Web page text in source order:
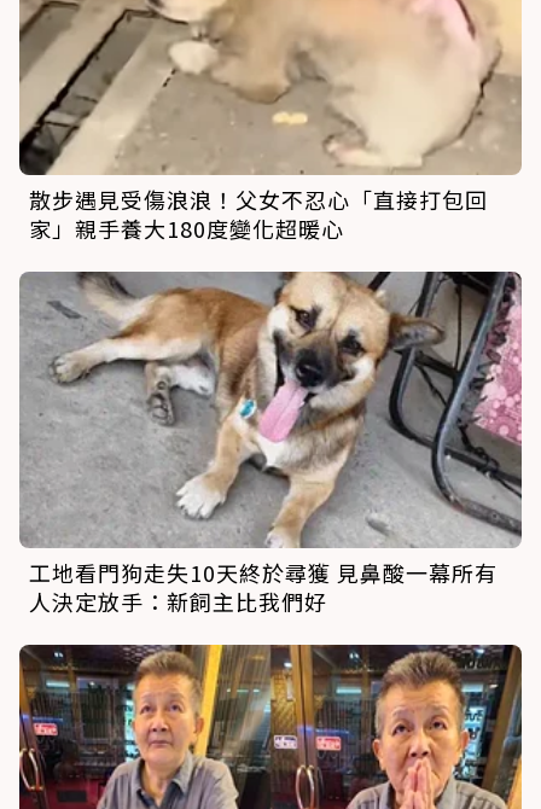
散步遇見受傷浪浪！父女不忍心「直接打包回
家」親手養大180度變化超暖心
工地看門狗走失10天終於尋獲 見鼻酸一幕所有
人決定放手：新飼主比我們好